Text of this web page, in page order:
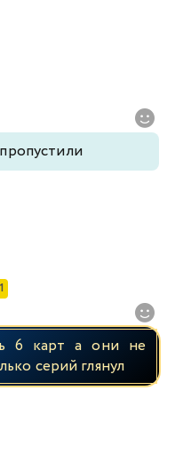
6 карт а они не
серий глянул